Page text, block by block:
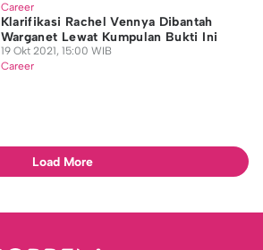
Career
Klarifikasi Rachel Vennya Dibantah
Warganet Lewat Kumpulan Bukti Ini
19 Okt 2021, 15:00 WIB
Career
Load More